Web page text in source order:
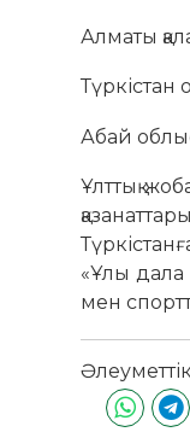
Алматы
Түркістан
Абай
Ұлттық
«Ұлы дала
мен